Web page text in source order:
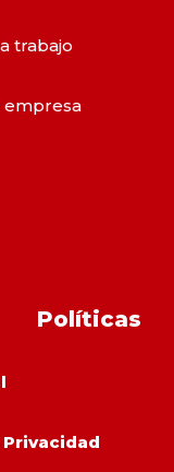
trabajo
empresa
Políticas